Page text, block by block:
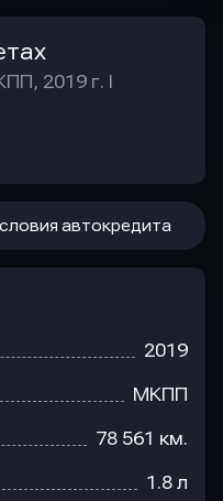
2019 г. I
автокредита
2019
МКПП
78 561 км.
1.8 л